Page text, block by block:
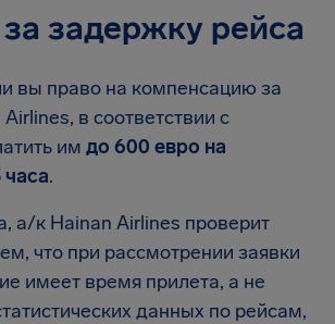
задержку рейса
вы право на компенсацию за
в соответствии с
им до 600 евро на
.
а/к Hainan Airlines проверит
что при рассмотрении заявки
имеет время прилета, а не
данных по рейсам,